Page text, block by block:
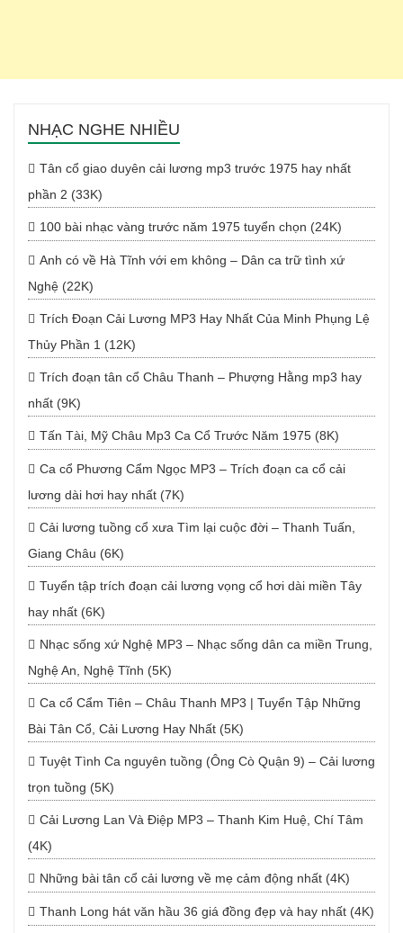
NHẠC NGHE NHIỀU
Tân cổ giao duyên cải lương mp3 trước 1975 hay nhất
phần 2 (33K)
100 bài nhạc vàng trước năm 1975 tuyển chọn (24K)
Anh có về Hà Tĩnh với em không – Dân ca trữ tình xứ
Nghệ (22K)
Trích Đoạn Cải Lương MP3 Hay Nhất Của Minh Phụng Lệ
Thủy Phần 1 (12K)
Trích đoạn tân cổ Châu Thanh – Phượng Hằng mp3 hay
nhất (9K)
Tấn Tài, Mỹ Châu Mp3 Ca Cổ Trước Năm 1975 (8K)
Ca cổ Phương Cẩm Ngọc MP3 – Trích đoạn ca cổ cải
lương dài hơi hay nhất (7K)
Cải lương tuồng cổ xưa Tìm lại cuộc đời – Thanh Tuấn,
Giang Châu (6K)
Tuyển tập trích đoạn cải lương vọng cổ hơi dài miền Tây
hay nhất (6K)
Nhạc sống xứ Nghệ MP3 – Nhạc sống dân ca miền Trung,
Nghệ An, Nghệ Tĩnh (5K)
Ca cổ Cẩm Tiên – Châu Thanh MP3 | Tuyển Tập Những
Bài Tân Cổ, Cải Lương Hay Nhất (5K)
Tuyệt Tình Ca nguyên tuồng (Ông Cò Quận 9) – Cải lương
trọn tuồng (5K)
Cải Lương Lan Và Điệp MP3 – Thanh Kim Huệ, Chí Tâm
(4K)
Những bài tân cổ cải lương về mẹ cảm động nhất (4K)
Thanh Long hát văn hầu 36 giá đồng đẹp và hay nhất (4K)